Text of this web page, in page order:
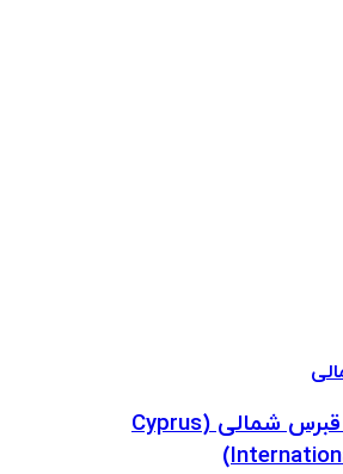
دانشگاه بین‌المللی قبرس شمالی (Cyprus